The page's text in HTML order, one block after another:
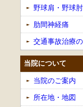
野球肩・野球肘
肋間神経痛
交通事故治療
当院について
当院のご案内
所在地・地図